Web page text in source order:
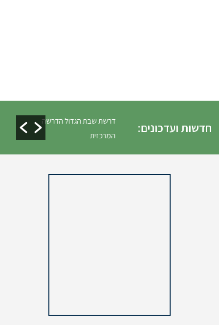
חדשות ועדכונים:
דרשת שבת הגדול הדרשה
המרכזית